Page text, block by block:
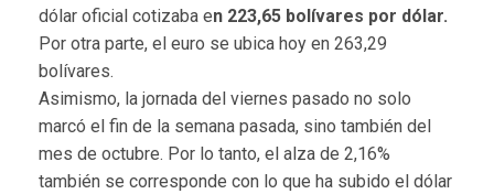
dólar oficial cotizaba en 223,65 bolívares por dólar.
Por otra parte, el euro se ubica hoy en 263,29
bolívares.
Asimismo, la jornada del viernes pasado no solo
marcó el fin de la semana pasada, sino también del
mes de octubre. Por lo tanto, el alza de 2,16%
también se corresponde con lo que ha subido el dólar